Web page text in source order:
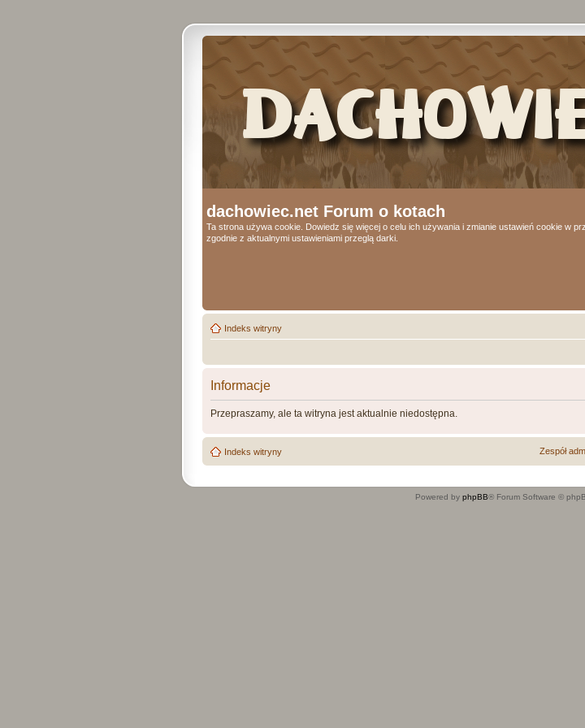
dachowiec.net Forum o kotach
Ta strona używa cookie. Dowiedz się więcej o celu ich używania i zmianie ustawień cookie w
zgodnie z aktualnymi ustawieniami przeglą darki.
Indeks witryny
Informacje
Przepraszamy, ale ta witryna jest aktualnie niedostępna.
Indeks witryny Zespół
Powered by phpBB® Forum Software ©